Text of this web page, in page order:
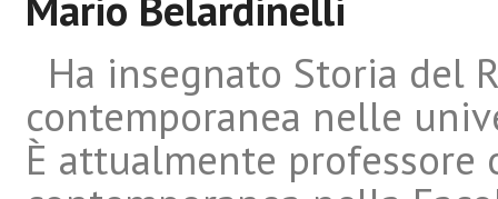
Ha insegnato Storia del
contemporanea nelle
È attualmente